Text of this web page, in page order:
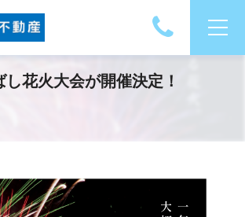
花火大会が開催決定！